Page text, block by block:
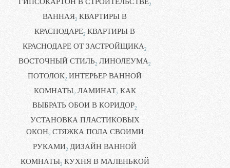
2
ВАННАЯ2 КВАРТИРЫ В
КРАСНОДАРЕ2 КВАРТИРЫ В
КРАСНОДАРЕ ОТ ЗАСТРОЙЩИКА2
ВОСТОЧНЫЙ СТИЛЬ2 ЛИНОЛЕУМА2
ПОТОЛОК2 ИНТЕРЬЕР ВАННОЙ
КОМНАТЫ2 ЛАМИНАТ2 КАК
ВЫБРАТЬ ОБОИ В КОРИДОР2
УСТАНОВКА ПЛАСТИКОВЫХ
ОКОН2 СТЯЖКА ПОЛА СВОИМИ
РУКАМИ2 ДИЗАЙН ВАННОЙ
КОМНАТЫ2 КУХНЯ В МАЛЕНЬКОЙ